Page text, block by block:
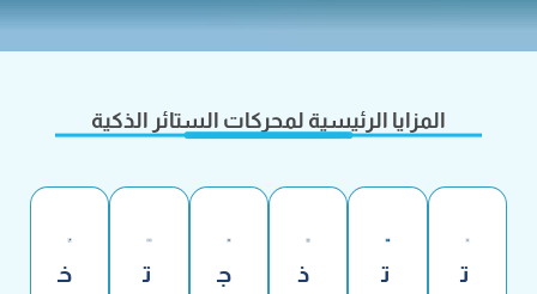
المزايا الرئيسية لمحركات الستائر الذكية
ت
ت
ذ
ج
ت
خ